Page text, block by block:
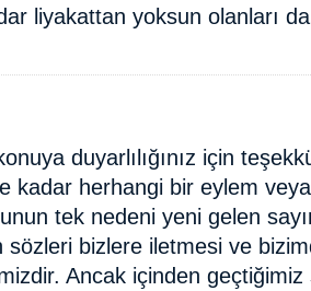
liyakattan yoksun olanları
duyarlılığınız için
kadar herhangi bir eylem
tek nedeni yeni gelen
sözleri bizlere iletmesi ve
Ancak içinden